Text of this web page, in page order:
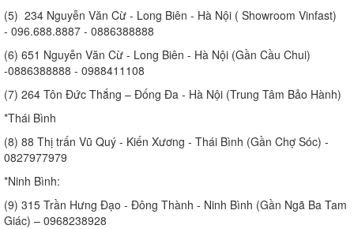
(5) 234 Nguyễn Văn Cừ - Long Biên - Hà Nội ( Showroom Vinfast)
- 096.688.8887 - 0886388888
(6) 651 Nguyễn Văn Cừ - Long Biên - Hà Nội (Gần Cầu Chui)
-0886388888 - 0988411108
(7) 264 Tôn Đức Thắng – Đống Đa - Hà Nội (Trung Tâm Bảo Hành)
*Thái Bình
(8) 88 Thị trấn Vũ Quý - Kiến Xương - Thái Bình (Gần Chợ Sóc) -
0827977979
*Ninh Bình:
(9) 315 Trần Hưng Đạo - Đông Thành - Ninh Bình (Gần Ngã Ba Tam
Giác) – 0968238928